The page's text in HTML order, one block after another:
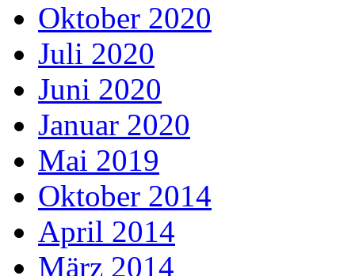
Oktober 2020
Juli 2020
Juni 2020
Januar 2020
Mai 2019
Oktober 2014
April 2014
März 2014